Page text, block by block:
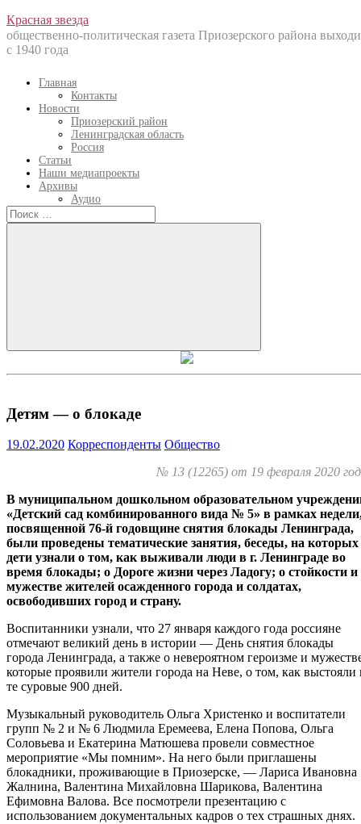
Перейти
к
содержанию
Красная звезда
общественно-политическая газета Приозерского района
с 1940 года
Главная
Контакты
Новости
Приозерский район
Ленинградская область
Россия
Статьи
Наши медиапроекты
Архивы
Аудио
Искать:
Искать
Детям — о блокаде
19.02.2020 Корреспонденты Общество
№ 13 (12265) от 19 февраля 2020
В муниципальном дошкольном образовательном
«Детский сад комбинированного вида № 5» в рамках
посвященной 76-й годовщине снятия блокады Ленинграда,
были проведены тематические занятия, беседы, на которых
дети узнали о том, как выживали люди в г. Ленинграде во
время блокады; о Дороге жизни через Ладогу; о стойкости и
мужестве жителей осажденного города и солдатах,
освободивших город и страну.
Воспитанники узнали, что 27 января каждого года россияне
отмечают великий день в истории — День снятия блокады
города Ленинграда, а также о невероятном героизме и
которые проявили жители города на Неве, о том, как выстояли
те суровые 900 дней.
Музыкальный руководитель Ольга Христенко и воспитатели
групп № 2 и № 6 Людмила Еремеева, Елена Попова, Ольга
Соловьева и Екатерина Матюшева провели совместное
мероприятие «Мы помним». На него были приглашены
блокадники, проживающие в Приозерске, — Лариса Ивановна
Жалнина, Валентина Михайловна Шарикова, Валентина
Ефимовна Валова. Все посмотрели презентацию с
использованием документальных кадров о тех страшных днях.